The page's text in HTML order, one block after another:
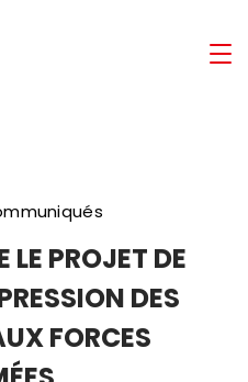
LE PROJET DE
DES
FORCES